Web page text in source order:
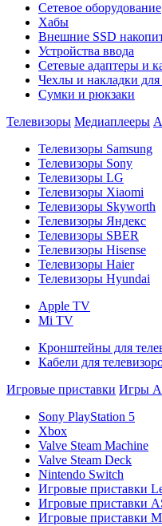
Сетевое оборудование
Хабы
Внешние SSD
Устройства ввода
Сетевые адаптеры и
Чехлы и накладки для
Сумки и рюкзаки
Телевизоры Медиаплееры
Телевизоры Samsung
Телевизоры Sony
Телевизоры LG
Телевизоры Xiaomi
Телевизоры Skyworth
Телевизоры Яндекс
Телевизоры SBER
Телевизоры Hisense
Телевизоры Haier
Телевизоры Hyundai
Apple TV
Mi TV
Кронштейны для
Кабели для
Игровые приставки Игры
Sony PlayStation 5
Xbox
Valve Steam Machine
Valve Steam Deck
Nintendo Switch
Игровые приставки
Игровые приставки
Игровые приставки